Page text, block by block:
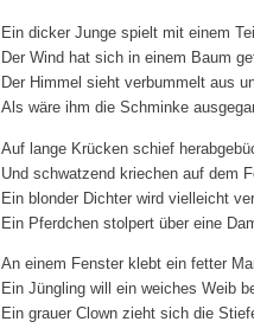
Ein dicker Junge spielt mit einem
Der Wind hat sich in einem Baum
Der Himmel sieht verbummelt aus
Als wäre ihm die Schminke
Auf lange Krücken schief
Und schwatzend kriechen auf dem
Ein blonder Dichter wird vielleicht
Ein Pferdchen stolpert über eine
An einem Fenster klebt ein fetter
Ein Jüngling will ein weiches Weib
Ein grauer Clown zieht sich die